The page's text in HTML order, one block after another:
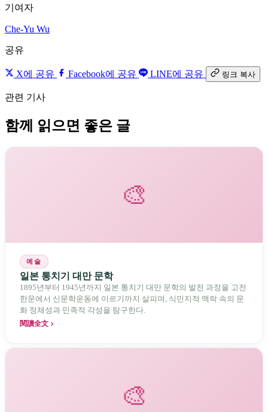
기여자
Che-Yu Wu
공유
X에 공유 Facebook에 공유 LINE에 공유 링크 복사
관련 기사
함께 읽으면 좋은 글
🎨
예술
일본 통치기 대만 문학
1895년부터 1945년까지 일본 통치기 대만 문학의 발전 과정을 고전
한문에서 신문학운동에 이르기까지 살피며, 식민지적 맥락 속의 문
화 정체성과 민족적 각성을 탐구한다.
閱讀全文
🎨